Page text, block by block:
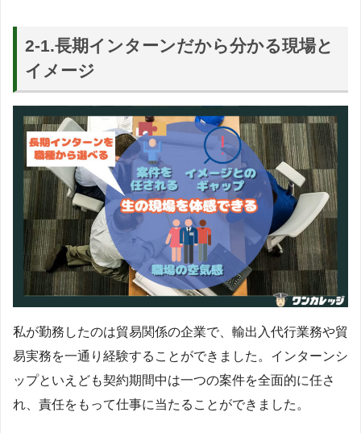
2-1.長期インターンだから分かる現場と
イメージ
私が勤務したのは貿易関係の企業で、輸出入代行業務や貿
易実務を一通り経験することができました。インターンシ
ップといえども契約期間中は一つの案件を全面的に任さ
れ、責任をもって仕事に当たることができました。